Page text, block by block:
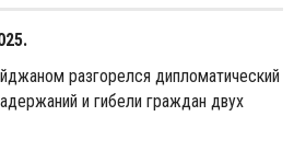
разгорелся дипломатический
и гибели граждан двух